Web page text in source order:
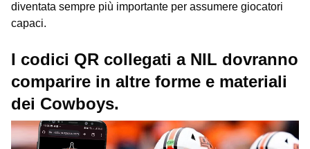
diventata sempre più importante per assumere giocatori
capaci.
I codici QR collegati a NIL dovranno
comparire in altre forme e materiali
dei Cowboys.